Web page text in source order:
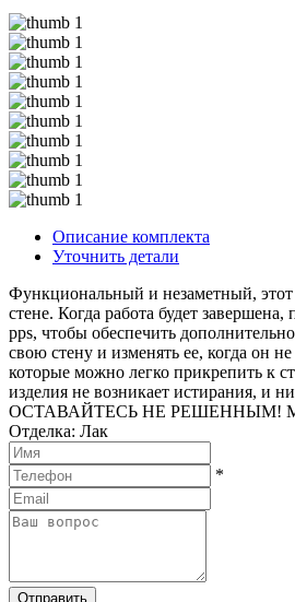
Описание комплекта
Уточнить детали
Функциональный и незаметный, этот
стене. Когда работа будет
pps, чтобы обеспечить
свою стену и изменять ее, когда он
которые можно легко прикрепить к
изделия не возникает истирания, и
ОСТАВАЙТЕСЬ НЕ РЕШЕННЫМ!
Отделка: Лак
*
Отправить